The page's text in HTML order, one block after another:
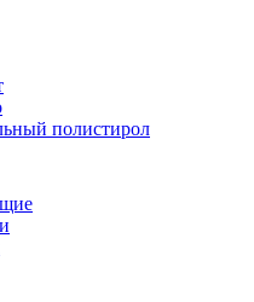
полистирол